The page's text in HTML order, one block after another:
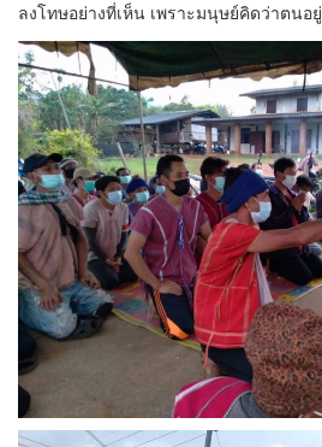
ลงโทษอย่างที่เห็น เพราะมนุษย์คิดว่าตนอ